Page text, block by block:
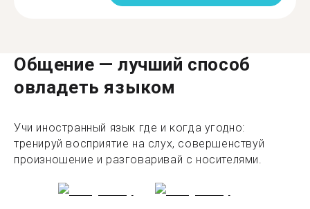
Общение — лучший способ
овладеть языком
Учи иностранный язык где и когда угодно:
тренируй восприятие на слух, совершенствуй
произношение и разговаривай с носителями.